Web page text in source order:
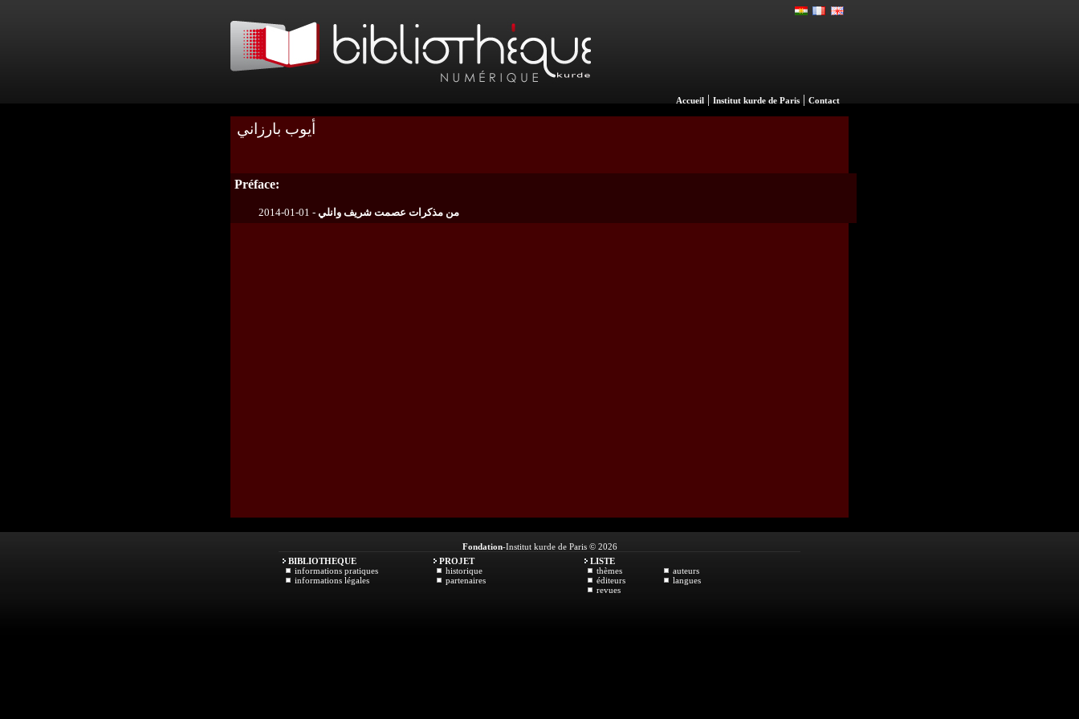
Accueil | Institut kurde de Paris | Contact
‌أیوب بارزاني
Préface:
2014-01-01 - من مذكرات عصمت شريف وانلي
Fondation-Institut kurde de Paris © 2026
BIBLIOTHEQUE
informations pratiques
informations légales
PROJET
historique
partenaires
LISTE
thèmes
auteurs
éditeurs
langues
revues